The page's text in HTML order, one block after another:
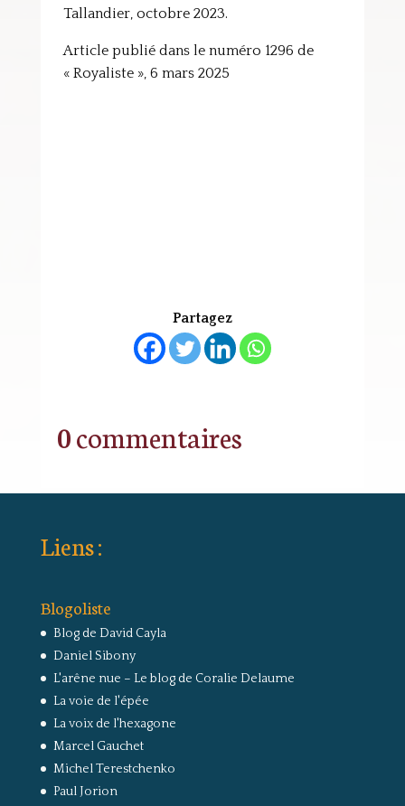
Tallandier, octobre 2023.
Article publié dans le numéro 1296 de
« Royaliste », 6 mars 2025
Partagez
0 commentaires
Liens :
Blogoliste
Blog de David Cayla
Daniel Sibony
L'arêne nue – Le blog de Coralie Delaume
La voie de l'épée
La voix de l'hexagone
Marcel Gauchet
Michel Terestchenko
Paul Jorion